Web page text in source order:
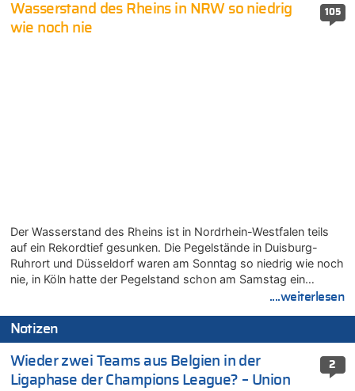
105
Wasserstand des Rheins in NRW so niedrig
wie noch nie
Der Wasserstand des Rheins ist in Nordrhein-Westfalen teils
auf ein Rekordtief gesunken. Die Pegelstände in Duisburg-
Ruhrort und Düsseldorf waren am Sonntag so niedrig wie noch
nie, in Köln hatte der Pegelstand schon am Samstag ein…
....weiterlesen
Notizen
2
Wieder zwei Teams aus Belgien in der
Ligaphase der Champions League? – Union